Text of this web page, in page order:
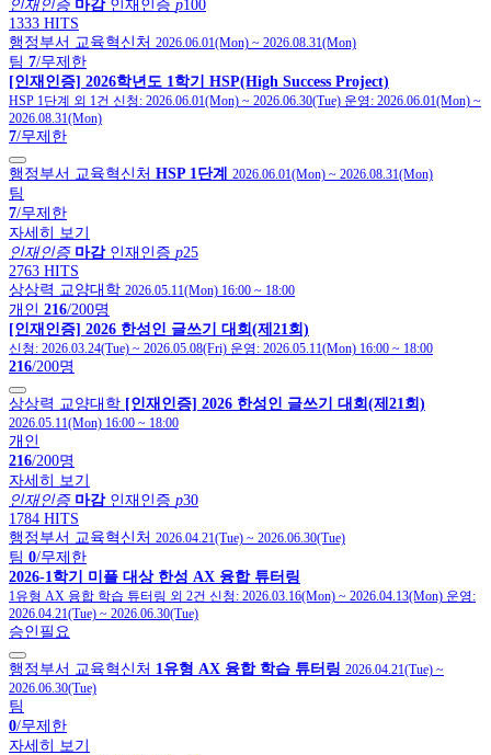
인재인증 마감 인재인증 p100
1333 HITS
행정부서 교육혁신처 2026.06.01(Mon) ~ 2026.08.31(Mon)
팀 7/무제한
[인재인증] 2026학년도 1학기 HSP(High Success Project)
HSP 1단계 외 1건 신청: 2026.06.01(Mon) ~ 2026.06.30(Tue) 운영: 2026.06.01(Mon) ~
2026.08.31(Mon)
7/무제한
행정부서 교육혁신처 HSP 1단계 2026.06.01(Mon) ~ 2026.08.31(Mon)
팀
7/무제한
자세히 보기
인재인증 마감 인재인증 p25
2763 HITS
상상력 교양대학 2026.05.11(Mon) 16:00 ~ 18:00
개인 216/200명
[인재인증] 2026 한성인 글쓰기 대회(제21회)
신청: 2026.03.24(Tue) ~ 2026.05.08(Fri) 운영: 2026.05.11(Mon) 16:00 ~ 18:00
216/200명
상상력 교양대학 [인재인증] 2026 한성인 글쓰기 대회(제21회)
2026.05.11(Mon) 16:00 ~ 18:00
개인
216/200명
자세히 보기
인재인증 마감 인재인증 p30
1784 HITS
행정부서 교육혁신처 2026.04.21(Tue) ~ 2026.06.30(Tue)
팀 0/무제한
2026-1학기 미플 대상 한성 AX 융합 튜터링
1유형 AX 융합 학습 튜터링 외 2건 신청: 2026.03.16(Mon) ~ 2026.04.13(Mon) 운영:
2026.04.21(Tue) ~ 2026.06.30(Tue)
승인필요
행정부서 교육혁신처 1유형 AX 융합 학습 튜터링 2026.04.21(Tue) ~
2026.06.30(Tue)
팀
0/무제한
자세히 보기